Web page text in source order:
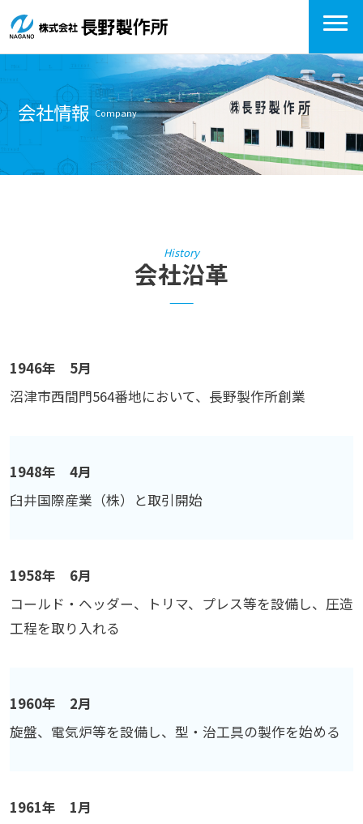
会社情報 Company
History
会社沿革
1946年 5月
沼津市西間門564番地において、長野製作所創業
1948年 4月
臼井国際産業（株）と取引開始
1958年 6月
コールド・ヘッダー、トリマ、プレス等を設備し、圧造
工程を取り入れる
1960年 2月
旋盤、電気炉等を設備し、型・治工具の製作を始める
1961年 1月